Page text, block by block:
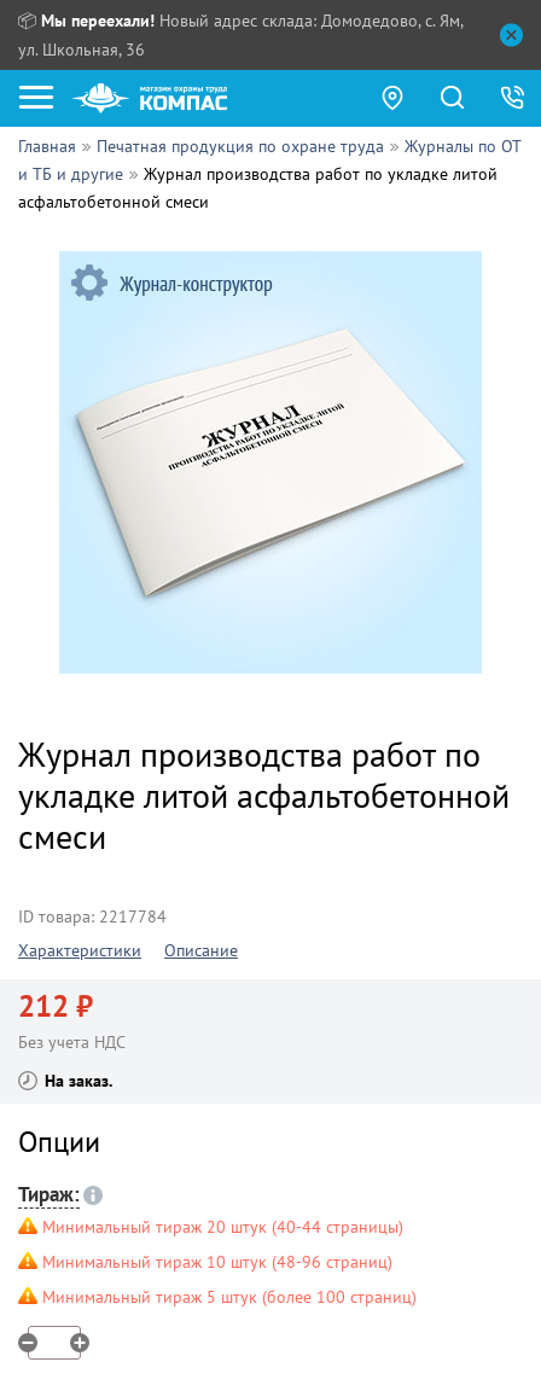
📦 Мы переехали! Новый адрес склада: Домодедово, с. Ям,
ул. Школьная, 36
Как купить?
Прайс-листы
Сотрудничество
Поставщикам
Обзоры
Контакты
ПН - ЧТ:
Главная Печатная продукция по охране труда
Журналы по ОТ
и ТБ и другие
Журнал производства работ по укладке литой
асфальтобетонной смеси
Журнал производства работ по
укладке литой асфальтобетонной
смеси
ID товара: 2217784
Характеристики
Описание
212 ₽
Без учета НДС
На заказ
Опции
Тираж:
Минимальный тираж 20 штук (40-44 страницы)
Минимальный тираж 10 штук (48-96 страниц)
Минимальный тираж 5 штук (более 100 страниц)